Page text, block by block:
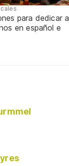
para dedicar a
en español e